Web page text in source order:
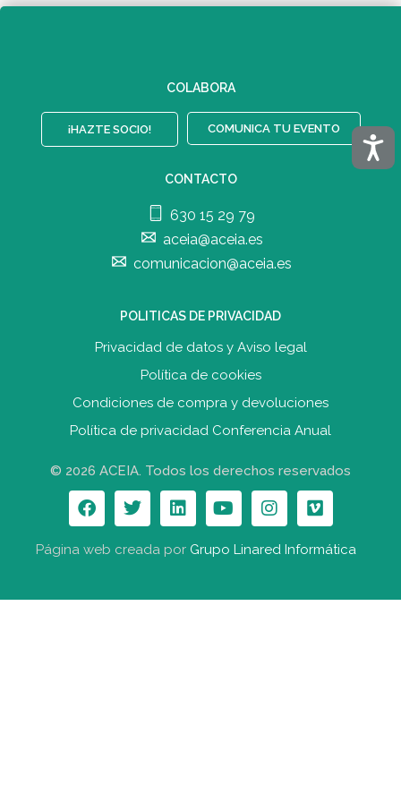
COLABORA
¡HAZTE SOCIO! COMUNICA TU EVENTO
CONTACTO
630 15 29 79
aceia@aceia.es
comunicacion@aceia.es
POLITICAS DE PRIVACIDAD
Privacidad de datos y Aviso legal
Política de cookies
Condiciones de compra y devoluciones
Política de privacidad Conferencia Anual
© 2026 ACEIA. Todos los derechos reservados
Página web creada por Grupo Linared Informática